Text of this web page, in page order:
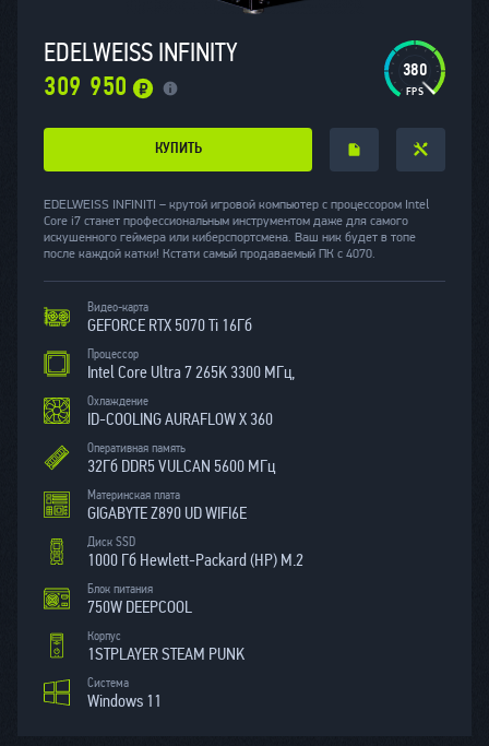
EDELWEISS INFINITY
309 950
463
КУПИТЬ
EDELWEISS INFINITI – крутой игровой компьютер с процессором Intel
Core i7 станет профессиональным инструментом даже для самого
искушенного геймера или киберспортсмена. Ваш ник будет в топе
после каждой катки! Кстати самый продаваемый ПК с 4070.
Видео-карта
GEFORCE RTX 5070 Ti 16Гб
Процессор
Intel Core Ultra 7 265K 3300 МГц,
Охлаждение
ID-COOLING AURAFLOW X 360
Оперативная память
32Гб DDR5 VULCAN 5600 МГц
Материнская плата
GIGABYTE Z890 UD WIFI6E
Диск SSD
1000 Гб Hewlett-Packard (HP) M.2
Блок питания
750W DEEPCOOL
Корпус
1STPLAYER STEAM PUNK
Система
Windows 11